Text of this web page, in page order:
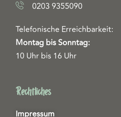
0203 9355090
Telefonische Erreichbarkeit:
Montag bis Sonntag:
10 Uhr bis 16 Uhr
Rechtliches
Impressum